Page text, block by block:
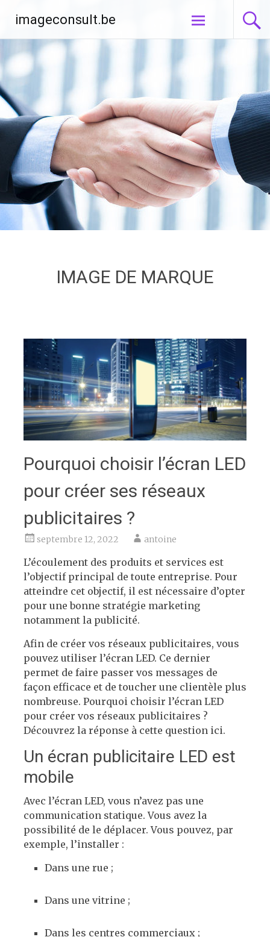
contenu
principal
imageconsult.be
IMAGE DE MARQUE
Pourquoi choisir l’écran LED
pour créer ses réseaux
publicitaires ?
septembre 12, 2022 antoine
L’écoulement des produits et services est
l’objectif principal de toute entreprise. Pour
atteindre cet objectif, il est nécessaire d’opter
pour une bonne stratégie marketing
notamment la publicité.
Afin de créer vos réseaux publicitaires, vous
pouvez utiliser l’écran LED. Ce dernier
permet de faire passer vos messages de
façon efficace et de toucher une clientèle plus
nombreuse. Pourquoi choisir l’écran LED
pour créer vos réseaux publicitaires ?
Découvrez la réponse à cette question ici.
Un écran publicitaire LED est
mobile
Avec l’écran LED, vous n’avez pas une
communication statique. Vous avez la
possibilité de le déplacer. Vous pouvez, par
exemple, l’installer :
Dans une rue ;
Dans une vitrine ;
Dans les centres commerciaux ;